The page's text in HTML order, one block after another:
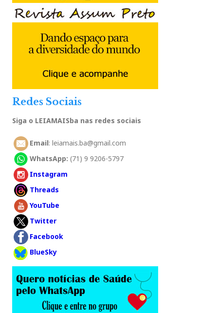
Redes Sociais
Siga o LEIAMAISba nas redes sociais
Email: leiamais.ba@gmail.com
WhatsApp: (71) 9 9206-5797
Instagram
Threads
YouTube
Twitter
Facebook
BlueSky